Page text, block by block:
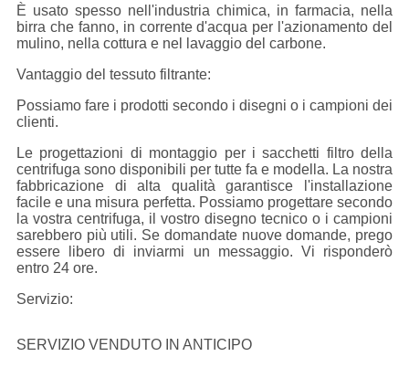
È usato spesso nell'industria chimica, in farmacia, nella
birra che fanno, in corrente d'acqua per l'azionamento del
mulino, nella cottura e nel lavaggio del carbone.
Vantaggio del tessuto filtrante:
Possiamo fare i prodotti secondo i disegni o i campioni dei
clienti.
Le progettazioni di montaggio per i sacchetti filtro della
centrifuga sono disponibili per tutte fa e modella. La nostra
fabbricazione di alta qualità garantisce l'installazione
facile e una misura perfetta. Possiamo progettare secondo
la vostra centrifuga, il vostro disegno tecnico o i campioni
sarebbero più utili. Se domandate nuove domande, prego
essere libero di inviarmi un messaggio. Vi risponderò
entro 24 ore.
Servizio:
SERVIZIO VENDUTO IN ANTICIPO